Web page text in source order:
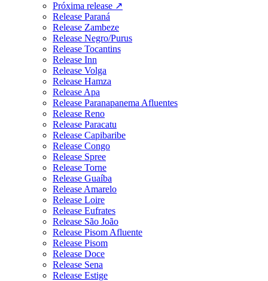
Próxima release ↗
Release Paraná
Release Zambeze
Release Negro/Purus
Release Tocantins
Release Inn
Release Volga
Release Hamza
Release Apa
Release Paranapanema Afluentes
Release Reno
Release Paracatu
Release Capibaribe
Release Congo
Release Spree
Release Torne
Release Guaíba
Release Amarelo
Release Loire
Release Eufrates
Release São João
Release Pisom Afluente
Release Pisom
Release Doce
Release Sena
Release Estige